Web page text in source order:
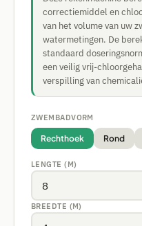
correctiemiddel en
van het volume van uw
watermetingen. De
standaard
een veilig vrij-
verspilling van
ZWEMBADVORM
Rechthoek Rond
LENGTE (M)
BREEDTE (M)